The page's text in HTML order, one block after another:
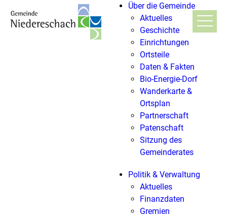
Über die Gemeinde
Aktuelles
Geschichte
Einrichtungen
Ortsteile
Daten & Fakten
Bio-Energie-Dorf
Wanderkarte &
Ortsplan
Partnerschaft
Patenschaft
Sitzung des
Gemeinderates
Politik & Verwaltung
Aktuelles
Finanzdaten
Gremien